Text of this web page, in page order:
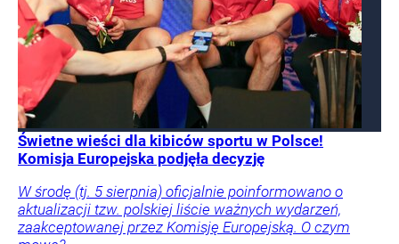
Świetne wieści dla kibiców sportu w Polsce!
Komisja Europejska podjęła decyzję
W środę (tj. 5 sierpnia) oficjalnie poinformowano o
aktualizacji tzw. polskiej liście ważnych wydarzeń,
zaakceptowanej przez Komisję Europejską. O czym